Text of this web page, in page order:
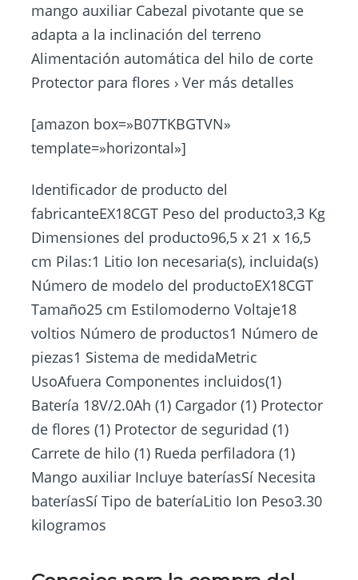
mango auxiliar Cabezal pivotante que se
adapta a la inclinación del terreno
Alimentación automática del hilo de corte
Protector para flores › Ver más detalles
[amazon box=»B07TKBGTVN»
template=»horizontal»]
Identificador de producto del
fabricanteEX18CGT Peso del producto3,3 Kg
Dimensiones del producto96,5 x 21 x 16,5
cm Pilas:1 Litio Ion necesaria(s), incluida(s)
Número de modelo del productoEX18CGT
Tamaño25 cm Estilomoderno Voltaje18
voltios Número de productos1 Número de
piezas1 Sistema de medidaMetric
UsoAfuera Componentes incluidos(1)
Batería 18V/2.0Ah (1) Cargador (1) Protector
de flores (1) Protector de seguridad (1)
Carrete de hilo (1) Rueda perfiladora (1)
Mango auxiliar Incluye bateríasSí Necesita
bateríasSí Tipo de bateríaLitio Ion Peso3.30
kilogramos